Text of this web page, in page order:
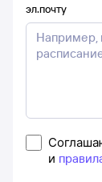
эл.почту
и